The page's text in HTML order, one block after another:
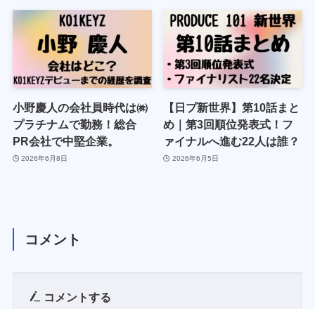
小野慶人の会社員時代は㈱
プラチナムで勤務！総合
PR会社で中堅企業。
2026年6月8日
【日プ新世界】第10話まと
め｜第3回順位発表式！フ
ァイナルへ進む22人は誰？
2026年6月5日
コメント
コメントする